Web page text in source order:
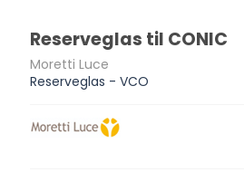
Reserveglas til CONIC
Moretti Luce
Reserveglas - VCO